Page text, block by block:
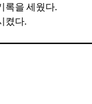
록을 세웠다.
켰다.